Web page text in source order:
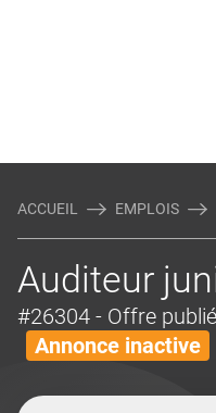
ACCUEIL EMPLOIS
Auditeur
#26304 - Offre
Annonce inactive